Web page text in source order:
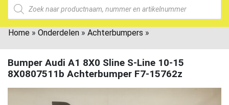
Home » Onderdelen » Achterbumpers »
Bumper Audi A1 8X0 Sline S-Line 10-15
8X0807511b Achterbumper F7-15762z